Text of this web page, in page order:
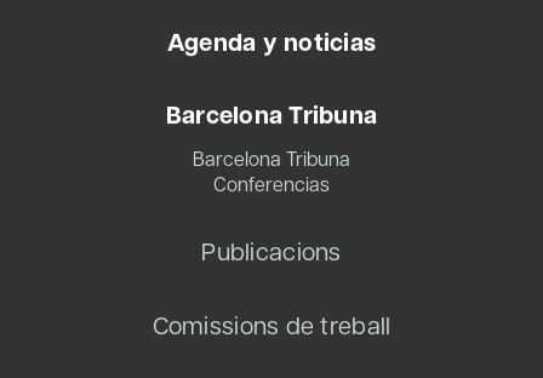
Agenda y noticias
Barcelona Tribuna
Barcelona Tribuna
Conferencias
Publicacions
Comissions de treball